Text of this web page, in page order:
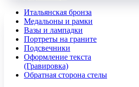
Итальянская бронза
Медальоны и рамки
Вазы и лампадки
Портреты на граните
Подсвечники
Оформление текста
(Гравировка)
Обратная сторона стелы